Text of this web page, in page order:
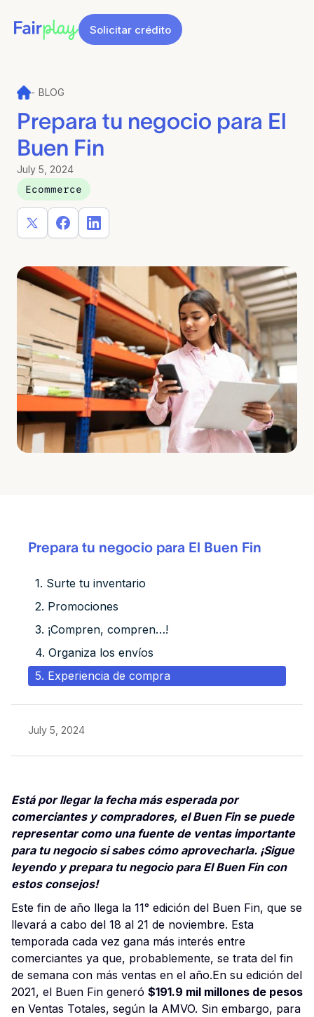
Solicitar crédito
- BLOG
Prepara tu negocio para El
Buen Fin
July 5, 2024
Ecommerce
Prepara tu negocio para El Buen Fin
1. Surte tu inventario
2. Promociones
3. ¡Compren, compren…!
4. Organiza los envíos
5. Experiencia de compra
July 5, 2024
Está por llegar la fecha más esperada por
comerciantes y compradores, el Buen Fin se puede
representar como una fuente de ventas importante
para tu negocio si sabes cómo aprovecharla. ¡Sigue
leyendo y prepara tu negocio para El Buen Fin con
estos consejos!
Este fin de año llega la 11° edición del Buen Fin, que se
llevará a cabo del 18 al 21 de noviembre. Esta
temporada cada vez gana más interés entre
comerciantes ya que, probablemente, se trata del fin
de semana con más ventas en el año.En su edición del
2021, el Buen Fin generó $191.9 mil millones de pesos
en Ventas Totales, según la AMVO. Sin embargo, para